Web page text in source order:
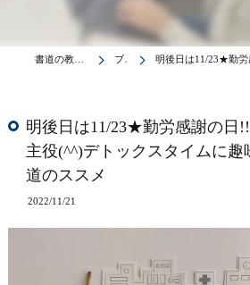
書道の教室は青霄書法会 ブログ 明後日は11/23★勤労感謝の日!!働くすべての
明後日は11/23★勤労感謝の日
主役(^^)デトックスタイムに
道のススメ
2022/11/21